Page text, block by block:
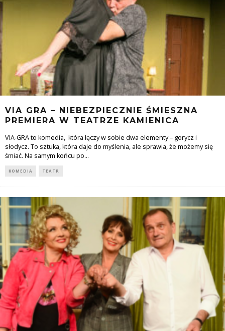
VIA GRA – NIEBEZPIECZNIE ŚMIESZNA
PREMIERA W TEATRZE KAMIENICA
VIA-GRA to komedia, która łączy w sobie dwa elementy – gorycz i
słodycz. To sztuka, która daje do myślenia, ale sprawia, że możemy się
śmiać. Na samym końcu po...
KOMEDIA TEATR